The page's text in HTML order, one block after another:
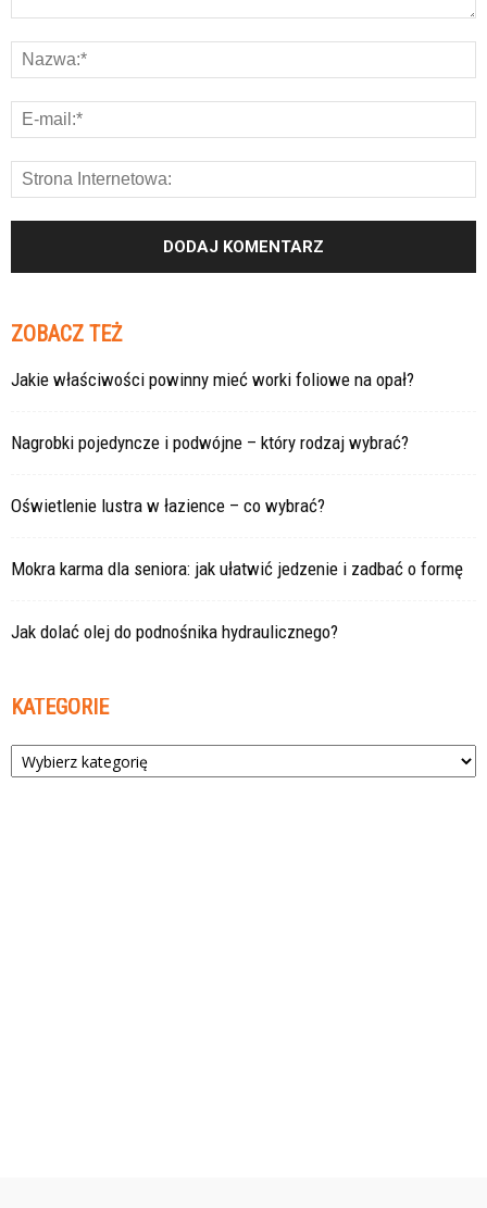
ZOBACZ TEŻ
Jakie właściwości powinny mieć worki foliowe na opał?
Nagrobki pojedyncze i podwójne – który rodzaj wybrać?
Oświetlenie lustra w łazience – co wybrać?
Mokra karma dla seniora: jak ułatwić jedzenie i zadbać o formę
Jak dolać olej do podnośnika hydraulicznego?
KATEGORIE
Kategorie